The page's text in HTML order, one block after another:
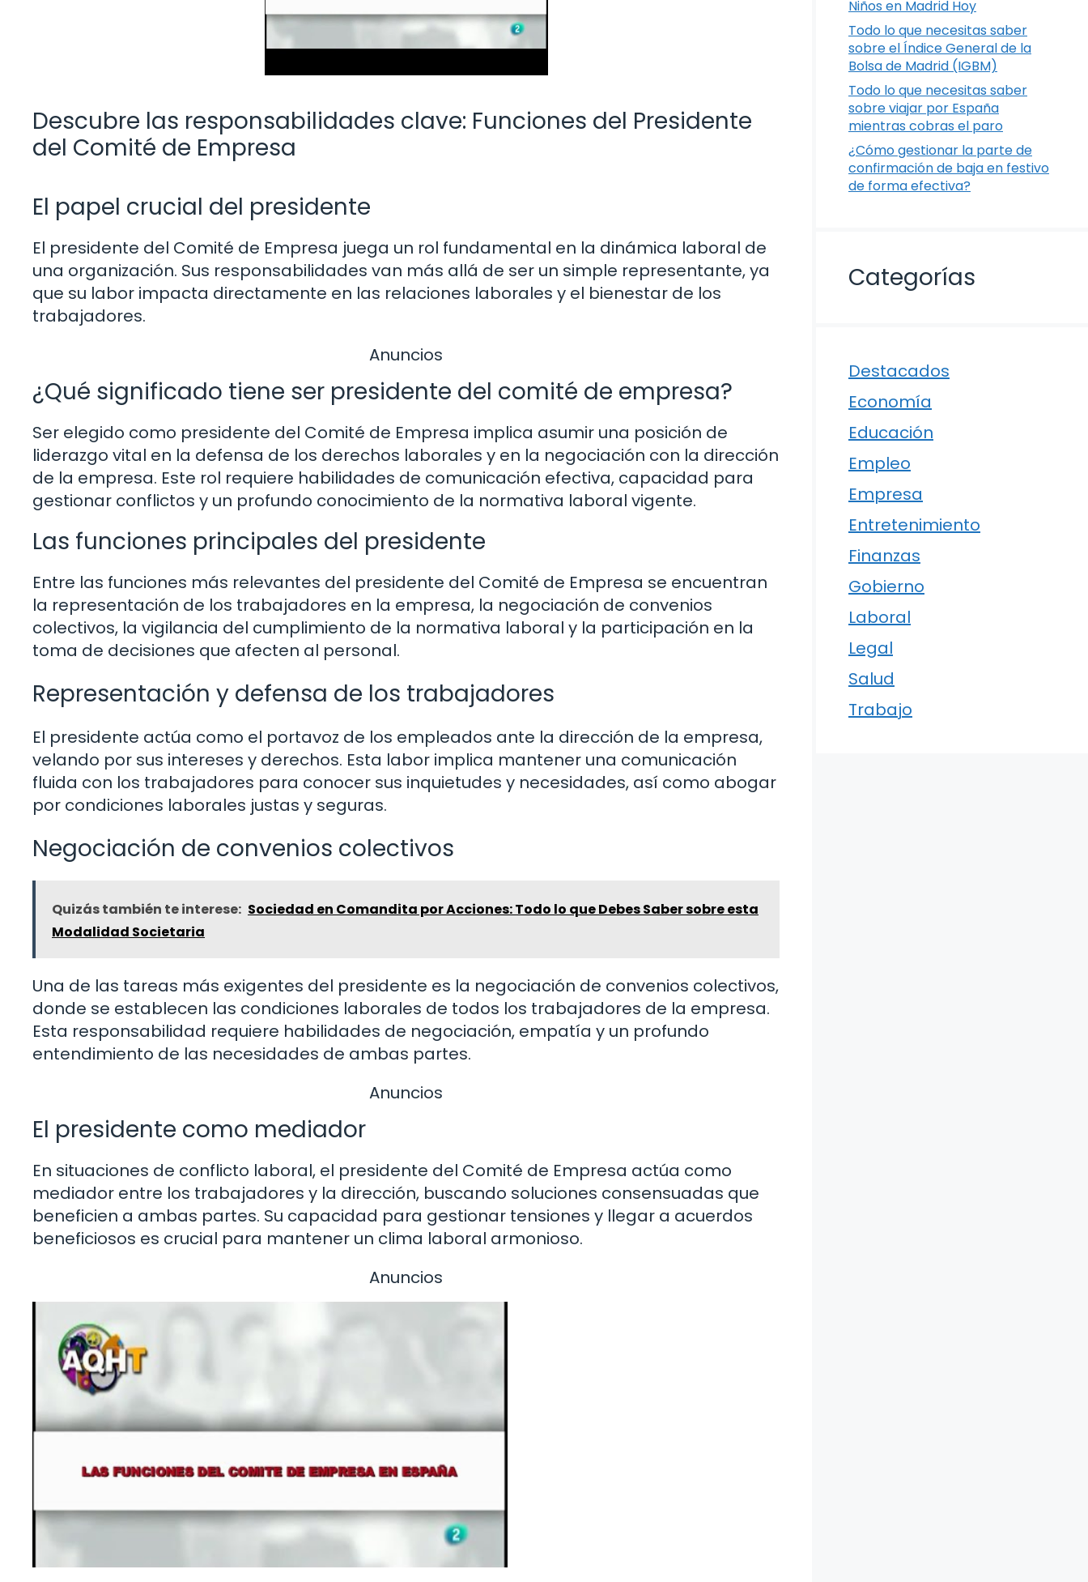
Descubre las responsabilidades clave: Funciones del Presidente
del Comité de Empresa
El papel crucial del presidente
El presidente del Comité de Empresa juega un rol fundamental en la dinámica laboral de
una organización. Sus responsabilidades van más allá de ser un simple representante, ya
que su labor impacta directamente en las relaciones laborales y el bienestar de los
trabajadores.
Anuncios
¿Qué significado tiene ser presidente del comité de empresa?
Ser elegido como presidente del Comité de Empresa implica asumir una posición de
liderazgo vital en la defensa de los derechos laborales y en la negociación con la dirección
de la empresa. Este rol requiere habilidades de comunicación efectiva, capacidad para
gestionar conflictos y un profundo conocimiento de la normativa laboral vigente.
Las funciones principales del presidente
Entre las funciones más relevantes del presidente del Comité de Empresa se encuentran
la representación de los trabajadores en la empresa, la negociación de convenios
colectivos, la vigilancia del cumplimiento de la normativa laboral y la participación en la
toma de decisiones que afecten al personal.
Representación y defensa de los trabajadores
El presidente actúa como el portavoz de los empleados ante la dirección de la empresa,
velando por sus intereses y derechos. Esta labor implica mantener una comunicación
fluida con los trabajadores para conocer sus inquietudes y necesidades, así como abogar
por condiciones laborales justas y seguras.
Negociación de convenios colectivos
Quizás también te interese: Sociedad en Comandita por Acciones: Todo lo que Debes Saber sobre esta
Modalidad Societaria
Una de las tareas más exigentes del presidente es la negociación de convenios colectivos,
donde se establecen las condiciones laborales de todos los trabajadores de la empresa.
Esta responsabilidad requiere habilidades de negociación, empatía y un profundo
entendimiento de las necesidades de ambas partes.
Anuncios
El presidente como mediador
En situaciones de conflicto laboral, el presidente del Comité de Empresa actúa como
mediador entre los trabajadores y la dirección, buscando soluciones consensuadas que
beneficien a ambas partes. Su capacidad para gestionar tensiones y llegar a acuerdos
beneficiosos es crucial para mantener un clima laboral armonioso.
Anuncios
Niños en Madrid Hoy
Todo lo que necesitas saber
sobre el Índice General de la
Bolsa de Madrid (IGBM)
Todo lo que necesitas saber
sobre viajar por España
mientras cobras el paro
¿Cómo gestionar la parte de
confirmación de baja en festivo
de forma efectiva?
Categorías
Destacados
Economía
Educación
Empleo
Empresa
Entretenimiento
Finanzas
Gobierno
Laboral
Legal
Salud
Trabajo